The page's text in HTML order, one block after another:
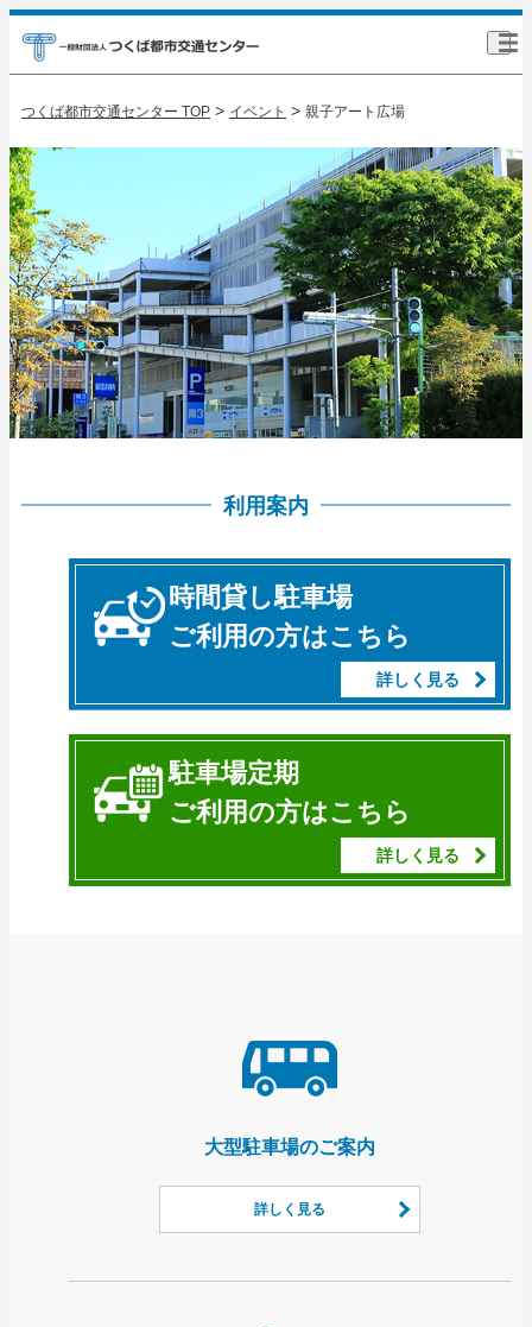
つくば都市交通センター TOP > イベント > 親子アート広場
利用案内
時間貸し駐車場
ご利用の方はこちら
詳しく見る
駐車場定期
ご利用の方はこちら
詳しく見る
大型駐車場のご案内
詳しく見る